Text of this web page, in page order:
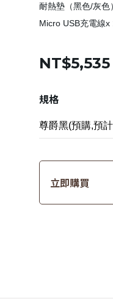
耐熱墊（黑色/灰色
Micro USB充電線x
NT$5,535
規格
立即購買